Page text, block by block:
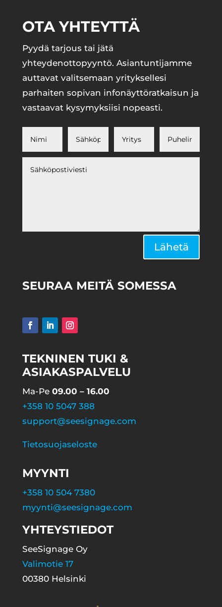
OTA YHTEYTTÄ
Pyydä tarjous tai jätä
yhteydenottopyyntö. Asiantuntijamme
auttavat valitsemaan yrityksellesi
parhaiten sopivan infonäyttöratkaisun ja
vastaavat kysymyksiisi nopeasti.
Lähetä
SEURAA MEITÄ SOMESSA
TEKNINEN TUKI &
ASIAKASPALVELU
Ma-Pe 09.00 – 16.00
+358 10 5047 388
support@seesignage.com
Tietosuojaseloste
MYYNTI
+358 10 504 7380
myynti@seesignage.com
YHTEYSTIEDOT
SeeSignage Oy
Valimotie 17
00380 Helsinki